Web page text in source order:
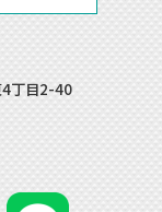
4丁目2-40